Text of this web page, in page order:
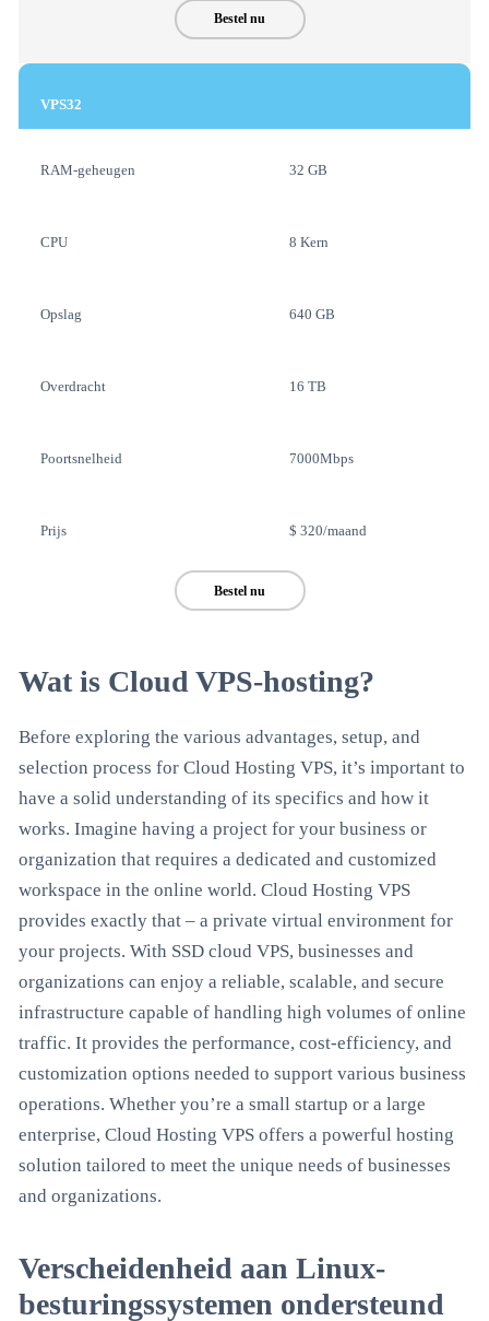
Bestel nu
VPS32
RAM-geheugen
CPU
Opslag
Overdracht
Poortsnelheid
Prijs
32 GB
8 Kern
640 GB
16 TB
7000Mbps
$ 320/maand
Bestel nu
Wat is Cloud VPS-hosting?
Before exploring the various advantages, setup, and
selection process for Cloud Hosting VPS, it’s important to
have a solid understanding of its specifics and how it
works. Imagine having a project for your business or
organization that requires a dedicated and customized
workspace in the online world. Cloud Hosting VPS
provides exactly that – a private virtual environment for
your projects. With SSD cloud VPS, businesses and
organizations can enjoy a reliable, scalable, and secure
infrastructure capable of handling high volumes of online
traffic. It provides the performance, cost-efficiency, and
customization options needed to support various business
operations. Whether you’re a small startup or a large
enterprise, Cloud Hosting VPS offers a powerful hosting
solution tailored to meet the unique needs of businesses
and organizations.
Verscheidenheid aan Linux-
besturingssystemen ondersteund